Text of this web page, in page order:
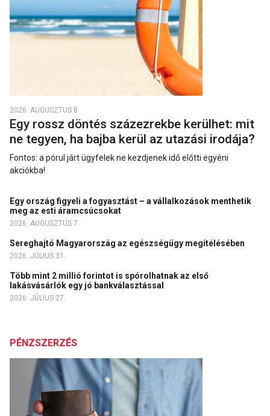
2026. AUGUSZTUS 8.
Egy rossz döntés százezrekbe kerülhet: mit
ne tegyen, ha bajba kerül az utazási irodája?
Fontos: a pórul járt ügyfelek ne kezdjenek idő előtti egyéni
akciókba!
Egy ország figyeli a fogyasztást – a vállalkozások menthetik
meg az esti áramcsúcsokat
2026. AUGUSZTUS 7.
Sereghajtó Magyarország az egészségügy megítélésében
2026. JÚLIUS 31.
Több mint 2 millió forintot is spórolhatnak az első
lakásvásárlók egy jó bankválasztással
2026. JÚLIUS 27.
PÉNZSZERZÉS